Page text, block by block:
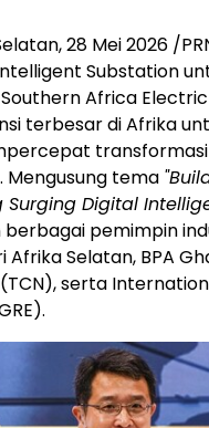
,28 Mei 2026 /
Substation
Africa
terbesar di Afrika
Mengusung tema
Surging Digital
pemimpin
Selatan, BPA
serta